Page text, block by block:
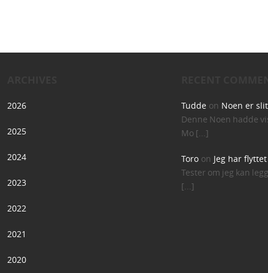
2026
2025
2024
2023
2022
2021
2020
Tudde on Noen er
Denne Noen hadde
Mo [...]
Toro on Jeg har
Tester om jeg kan
[...]